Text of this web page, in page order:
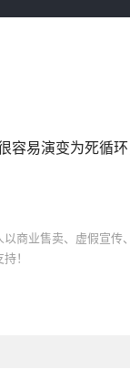
容易演变为死循
商业售卖、虚假宣传
！